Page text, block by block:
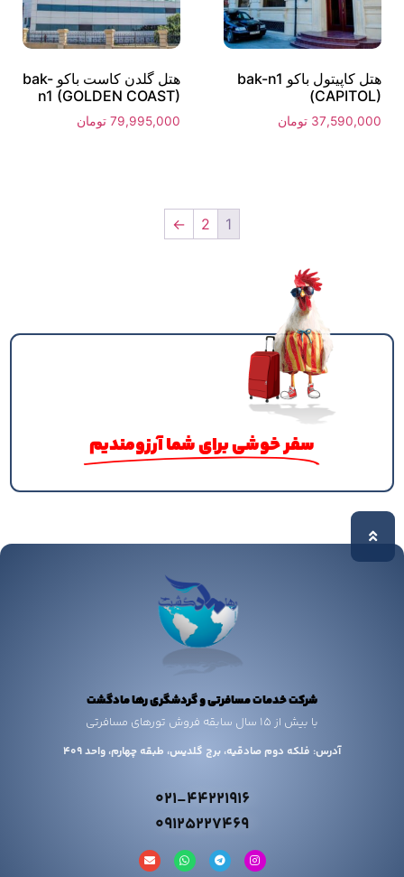
هتل کاپیتول باکو bak-n1
(CAPITOL)
37,590,000 تومان
هتل گلدن کاست باکو bak-
n1 (GOLDEN COAST)
79,995,000 تومان
1
2
←
سفر خوشی برای شما آرزومندیم
شرکت خدمات مسافرتی و گردشگری رها مادگشت
با بیش از 15 سال سابقه فروش تورهای مسافرتی
آدرس: فلکه دوم صادقیه، برج گلدیس، طبقه چهارم، واحد 409
021-44221916
09125227469